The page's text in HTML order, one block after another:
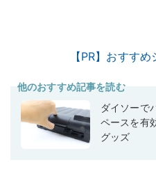
【PR】おすす
他のおすすめ記事を読む
ダイソーで
ペースを有
グッズ